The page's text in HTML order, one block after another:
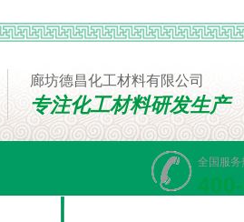
廊坊德昌化工材料有限公司
专注化工材料研发生产
全国服务